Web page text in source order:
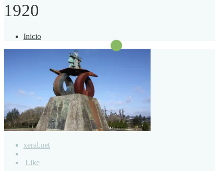
1920
Inicio
xeral.net
Like